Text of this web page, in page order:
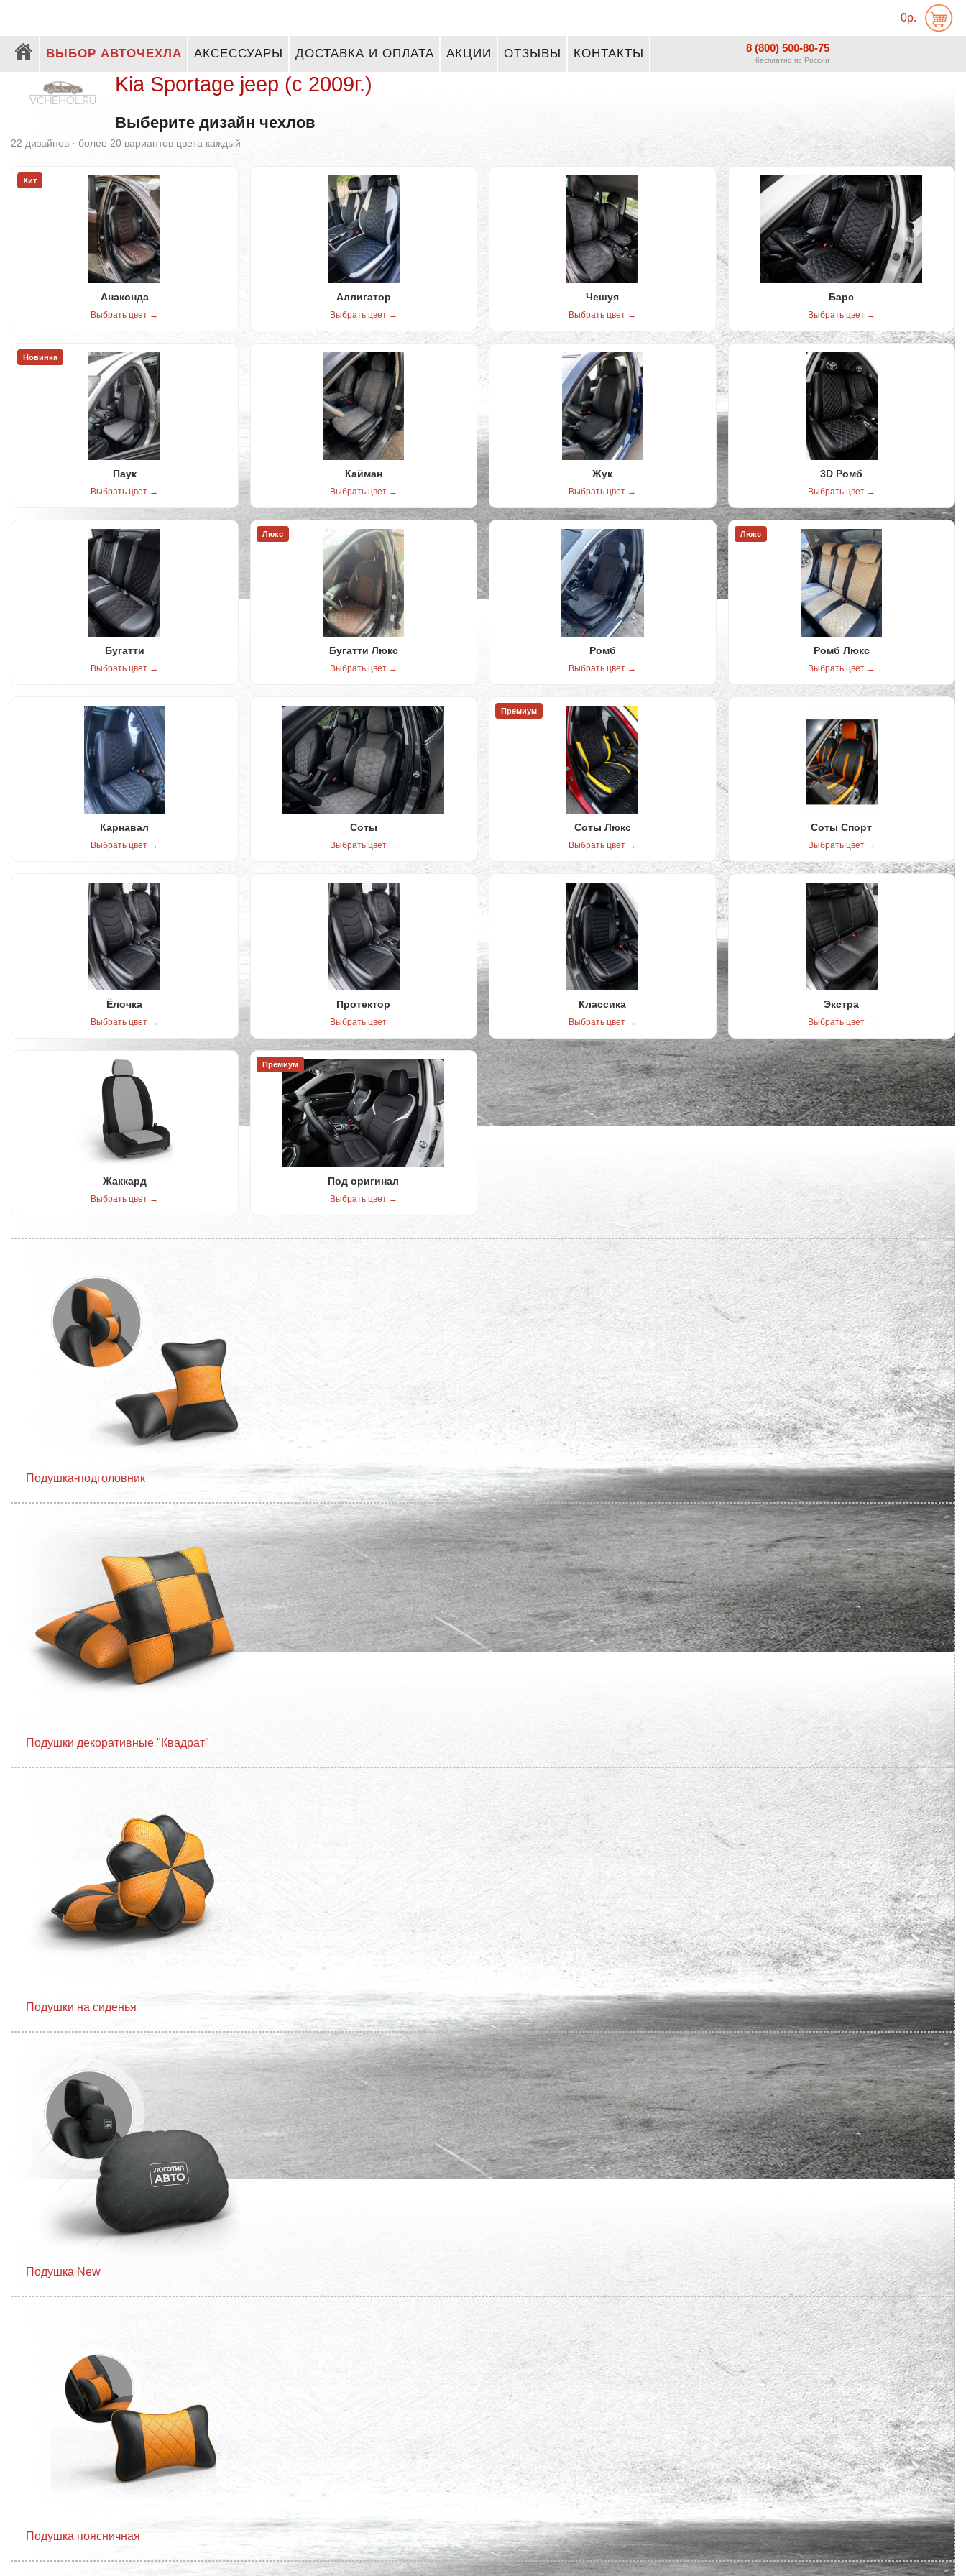
0р.
ВЫБОР АВТОЧЕХЛА АКСЕССУАРЫ ДОСТАВКА И ОПЛАТА АКЦИИ ОТЗЫВЫ КОНТАКТЫ 8 (800) 500-80-75
бесплатно по России
Kia Sportage jeep (с 2009г.)
Выберите дизайн чехлов
22 дизайнов · более 20 вариантов цвета каждый
Хит
Анаконда
Выбрать цвет →
Аллигатор
Выбрать цвет →
Чешуя
Выбрать цвет →
Барс
Выбрать цвет →
Новинка
Паук
Выбрать цвет →
Кайман
Выбрать цвет →
Жук
Выбрать цвет →
3D Ромб
Выбрать цвет →
Бугатти
Выбрать цвет →
Люкс
Бугатти Люкс
Выбрать цвет →
Ромб
Выбрать цвет →
Люкс
Ромб Люкс
Выбрать цвет →
Карнавал
Выбрать цвет →
Соты
Выбрать цвет →
Премиум
Соты Люкс
Выбрать цвет →
Соты Спорт
Выбрать цвет →
Ёлочка
Выбрать цвет →
Протектор
Выбрать цвет →
Классика
Выбрать цвет →
Экстра
Выбрать цвет →
Жаккард
Выбрать цвет →
Премиум
Под оригинал
Выбрать цвет →
Подушка-подголовник
Подушки декоративные "Квадрат"
Подушки на сиденья
Подушка New
Подушка поясничная